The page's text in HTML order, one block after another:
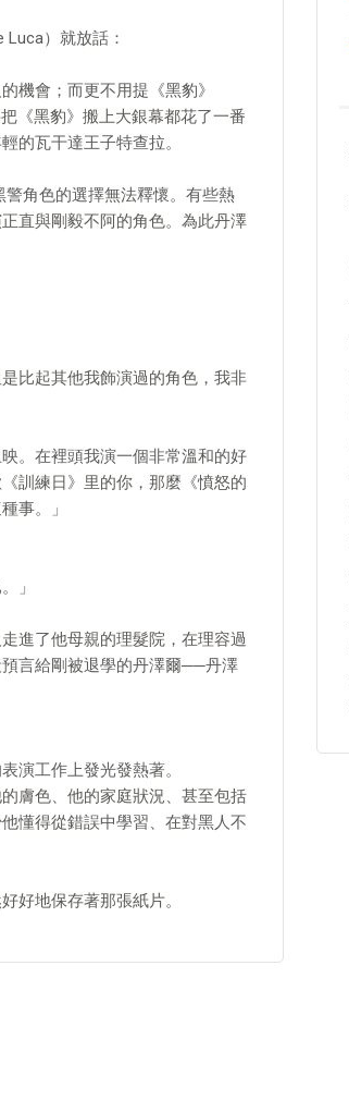
）就放話：
機會；而更不用提《黑豹》
《黑豹》搬上大銀幕都花了一番
的瓦干達王子特查拉。
警角色的選擇無法釋懷。有些熱
直與剛毅不阿的角色。為此丹澤
比起其他我飾演過的角色，我非
。在裡頭我演一個非常溫和的好
訓練日》里的你，那麼《憤怒的
事。」
」
進了他母親的理髮院，在理容過
言給剛被退學的丹澤爾──丹澤
演工作上發光發熱著。
膚色、他的家庭狀況、甚至包括
懂得從錯誤中學習、在對黑人不
好地保存著那張紙片。